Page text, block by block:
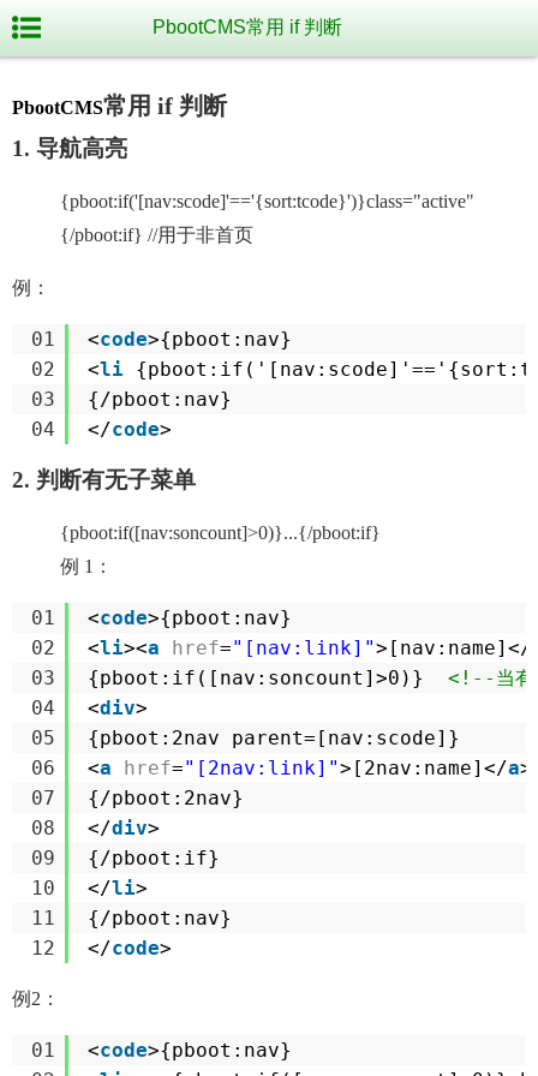
PbootCMS常用 if 判断
PbootCMS常用 if 判断
1. 导航高亮
{pboot:if('[nav:scode]'=='{sort:tcode}')}class="active"
{/pboot:if} //用于非首页
例：
01
02
03
04
<code>{pboot:nav}
<li
{/pboot:nav}
</code>
2. 判断有无子菜单
{pboot:if([nav:soncount]>0)}...{/pboot:if}
例 1：
01
02
03
04
05
06
07
08
09
10
11
12
<code>{pboot:nav}
<li><a href="[nav:link]">[nav:name]</
{pboot:if([nav:soncount]>0)} <!--当有
<div>
{pboot:2nav parent=[nav:scode]}
<a href="[2nav:link]">[2nav:name]</a
{/pboot:2nav}
</div>
{/pboot:if}
</li>
{/pboot:nav}
</code>
例2：
01
<code>{pboot:nav}